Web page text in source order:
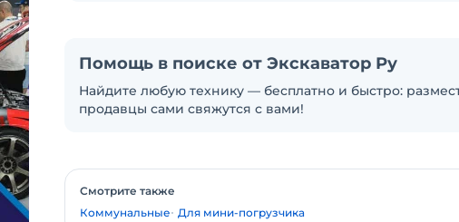
Помощь в поиске от Экскаватор Ру
Найдите любую технику — бесплатно и быстро:
продавцы сами свяжутся с вами!
Смотрите также
Коммунальные Для мини-погрузчика